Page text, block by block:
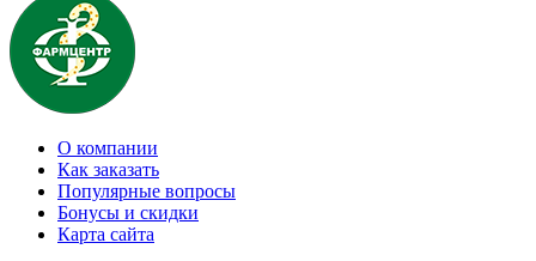
О компании
Как заказать
Популярные вопросы
Бонусы и скидки
Карта сайта